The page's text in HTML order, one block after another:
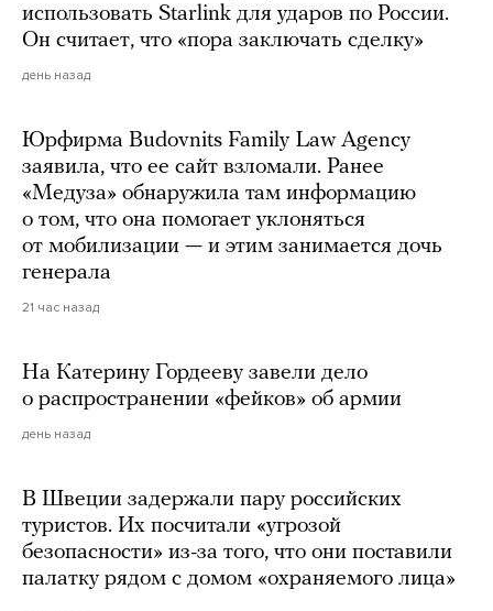
использовать Starlink для ударов по России.
Он считает, что «пора заключать сделку»
день назад
Юрфирма Budovnits Family Law Agency
заявила, что ее сайт взломали. Ранее
«Медуза» обнаружила там информацию
о том, что она помогает уклоняться
от мобилизации — и этим занимается дочь
генерала
21 час назад
На Катерину Гордееву завели дело
о распространении «фейков» об армии
день назад
В Швеции задержали пару российских
туристов. Их посчитали «угрозой
безопасности» из-за того, что они поставили
палатку рядом с домом «охраняемого лица»